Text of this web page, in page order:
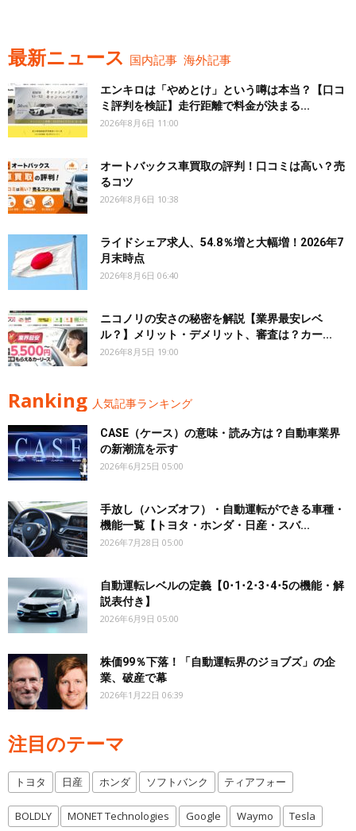
最新ニュース 国内記事 海外記事
エンキロは「やめとけ」という噂は本当？【口コ
ミ評判を検証】走行距離で料金が決まる...
2026年8月6日 11:00
オートバックス車買取の評判！口コミは高い？売
るコツ
2026年8月6日 10:38
ライドシェア求人、54.8％増と大幅増！2026年7
月末時点
2026年8月6日 06:40
ニコノリの安さの秘密を解説【業界最安レベ
ル？】メリット・デメリット、審査は？カー...
2026年8月5日 19:00
Ranking 人気記事ランキング
CASE（ケース）の意味・読み方は？自動車業界
の新潮流を示す
2026年6月25日 05:00
手放し（ハンズオフ）・自動運転ができる車種・
機能一覧【トヨタ・ホンダ・日産・スバ...
2026年7月28日 05:00
自動運転レベルの定義【0･1･2･3･4･5の機能・解
説表付き】
2026年6月9日 05:00
株価99％下落！「自動運転界のジョブズ」の企
業、破産で幕
2026年1月22日 06:39
注目のテーマ
トヨタ 日産 ホンダ ソフトバンク ティアフォー
BOLDLY MONET Technologies Google Waymo Tesla